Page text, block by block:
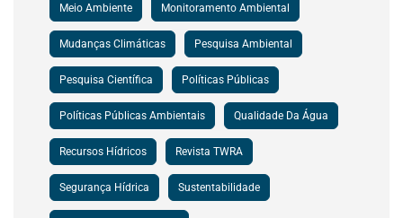
Meio Ambiente Monitoramento Ambiental
Mudanças Climáticas Pesquisa Ambiental
Pesquisa Científica Políticas Públicas
Políticas Públicas Ambientais Qualidade Da Água
Recursos Hídricos Revista TWRA
Segurança Hídrica Sustentabilidade